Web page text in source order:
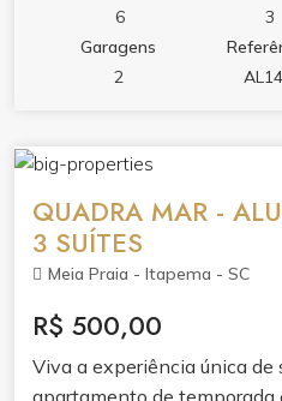
completa logo abaixo!
6
3
Garagens
2
QUADRA MAR -
3 SUÍTES
Meia Praia - Itapema - SC
R$ 500,00
Viva a experiência única de
apartamento de temporada